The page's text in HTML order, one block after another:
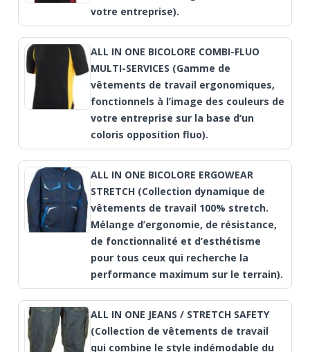
votre entreprise).
ALL IN ONE BICOLORE COMBI-FLUO
MULTI-SERVICES (Gamme de
vêtements de travail ergonomiques,
fonctionnels à l’image des couleurs de
votre entreprise sur la base d’un
coloris opposition fluo).
ALL IN ONE BICOLORE ERGOWEAR
STRETCH (Collection dynamique de
vêtements de travail 100% stretch.
Mélange d’ergonomie, de résistance,
de fonctionnalité et d’esthétisme
pour tous ceux qui recherche la
performance maximum sur le terrain).
ALL IN ONE JEANS / STRETCH SAFETY
(Collection de vêtements de travail
qui combine le style indémodable du